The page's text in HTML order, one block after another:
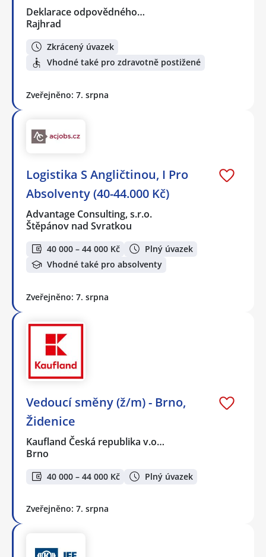
Deklarace odpovědného…
Rajhrad
Zkrácený úvazek
Vhodné také pro zdravotně postižené
Zveřejněno: 7. srpna
Logistika S Angličtinou, I Pro
Absolventy (40-44.000 Kč)
Advantage Consulting, s.r.o.
Štěpánov nad Svratkou
40 000 – 44 000 Kč
Plný úvazek
Vhodné také pro absolventy
Zveřejněno: 7. srpna
Vedoucí směny (ž/m) - Brno,
Židenice
Kaufland Česká republika v.o…
Brno
40 000 – 44 000 Kč Plný úvazek
Zveřejněno: 7. srpna